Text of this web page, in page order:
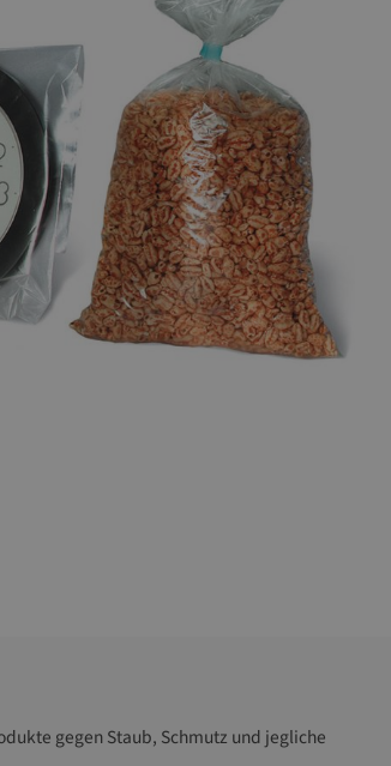
gegen Staub, Schmutz und jegliche